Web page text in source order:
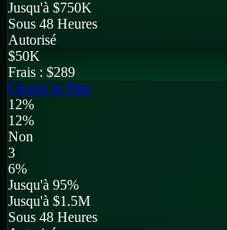
Jusqu'à $750K
Sous 48 Heures
Autorisé
$50K
Frais : $289
Choisir le Plan
12%
12%
Non
3
6%
Jusqu'à 95%
Jusqu'à $1.5M
Sous 48 Heures